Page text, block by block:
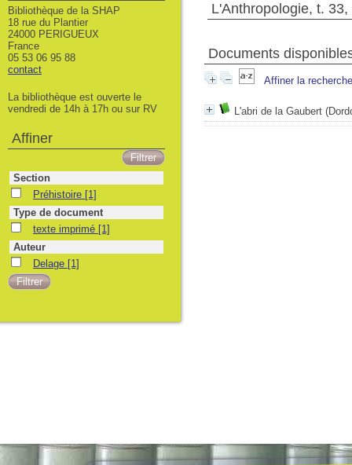
L'Anthropologie, t.
Documents
Affiner la recherche
L'abri de la Gaubert
Bibliothèque de la SHAP
18 rue du Plantier
24000 PERIGUEUX
France
05 53 06 95 88
contact
La bibliothèque est ouverte le
vendredi de 14h à 17h ou sur RV
Affiner
Section
Préhistoire [1]
Type de document
texte imprimé [1]
Auteur
Delage [1]